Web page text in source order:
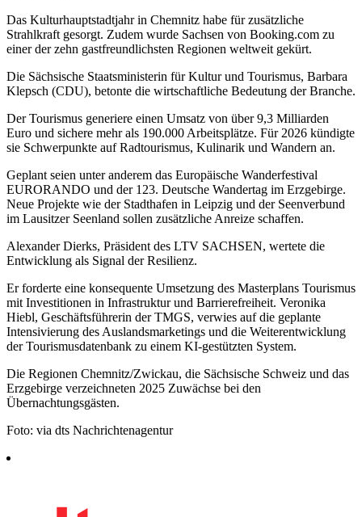
Das Kulturhauptstadtjahr in Chemnitz habe für zusätzliche
Strahlkraft gesorgt. Zudem wurde Sachsen von Booking.com zu
einer der zehn gastfreundlichsten Regionen weltweit gekürt.
Die Sächsische Staatsministerin für Kultur und Tourismus, Barbara
Klepsch (CDU), betonte die wirtschaftliche Bedeutung der Branche.
Der Tourismus generiere einen Umsatz von über 9,3 Milliarden
Euro und sichere mehr als 190.000 Arbeitsplätze. Für 2026 kündigte
sie Schwerpunkte auf Radtourismus, Kulinarik und Wandern an.
Geplant seien unter anderem das Europäische Wanderfestival
EURORANDO und der 123. Deutsche Wandertag im Erzgebirge.
Neue Projekte wie der Stadthafen in Leipzig und der Seenverbund
im Lausitzer Seenland sollen zusätzliche Anreize schaffen.
Alexander Dierks, Präsident des LTV SACHSEN, wertete die
Entwicklung als Signal der Resilienz.
Er forderte eine konsequente Umsetzung des Masterplans Tourismus
mit Investitionen in Infrastruktur und Barrierefreiheit. Veronika
Hiebl, Geschäftsführerin der TMGS, verwies auf die geplante
Intensivierung des Auslandsmarketings und die Weiterentwicklung
der Tourismusdatenbank zu einem KI-gestützten System.
Die Regionen Chemnitz/Zwickau, die Sächsische Schweiz und das
Erzgebirge verzeichneten 2025 Zuwächse bei den
Übernachtungsgästen.
Foto: via dts Nachrichtenagentur